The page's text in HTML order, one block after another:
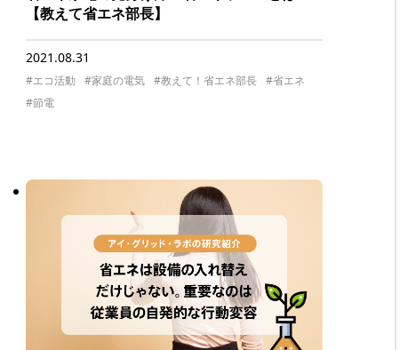
【教えて省エネ部長】
2021.08.31
#エコ活動 #家庭の電気 #教えて！省エネ部長
#省エネ
#節電